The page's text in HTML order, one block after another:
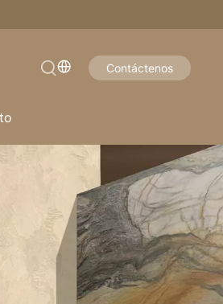
Contáctenos